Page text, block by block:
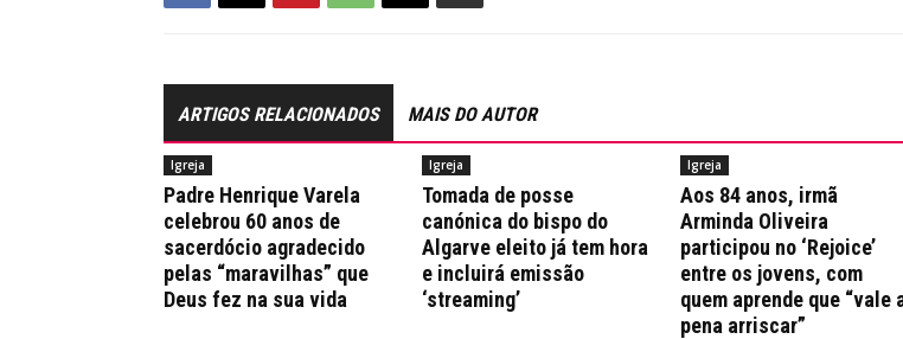
ARTIGOS RELACIONADOS MAIS DO AUTOR
Igreja
Padre Henrique Varela
celebrou 60 anos de
sacerdócio agradecido
pelas “maravilhas” que
Deus fez na sua vida
Igreja
Tomada de posse
canónica do bispo do
Algarve eleito já tem hora
e incluirá emissão
‘streaming’
Igreja
Aos 84 anos, irmã
Arminda Oliveira
participou no ‘Rejoice’
entre os jovens, com
quem aprende que “vale
pena arriscar”